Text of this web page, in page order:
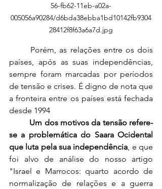
56-fb62-11eb-a02a-
005056a90284/d6bda38ebba1bd10142fb9304
28412f8f63a6a7d.jpg
países, após as suas independências,
sempre foram marcadas por períodos
de tensão e crises. É digno de nota que
a fronteira entre os países está fechada
desde 1994
Um dos motivos da tensão refere-
se a problemática do Saara Ocidental
que luta pela sua independência , e que
foi alvo de análise do nosso artigo
"Israel e Marrocos: quarto acordo de
normalização de relações e a guerra